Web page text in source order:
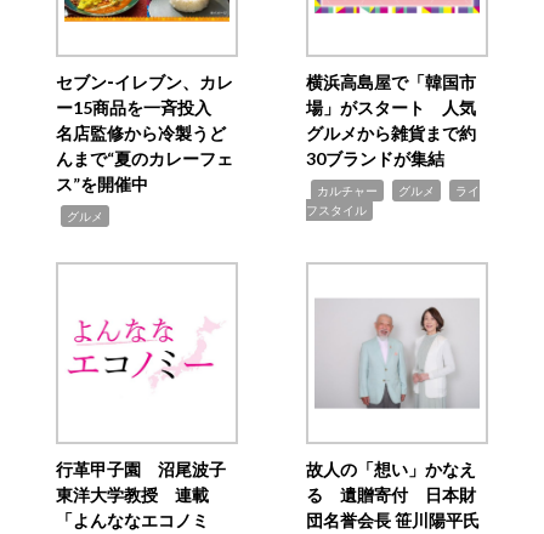
セブン‐イレブン、カレ
ー15商品を一斉投入
名店監修から冷製うど
んまで“夏のカレーフェ
ス”を開催中
グルメ
横浜高島屋で「韓国市
場」がスタート 人気
グルメから雑貨まで約
30ブランドが集結
カルチャー グルメ
ライ
フスタイル
行革甲子園 沼尾波子
東洋大学教授 連載
「よんななエコノミ
故人の「想い」かなえ
る 遺贈寄付 日本財
団名誉会長 笹川陽平氏